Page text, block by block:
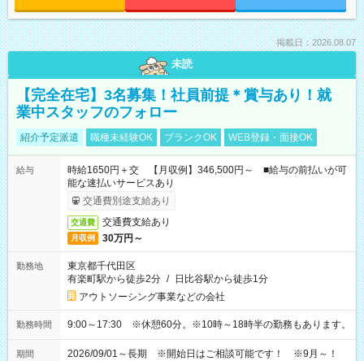
掲載日：2026.08.07
未読
【完全在宅】3名募集！社員前提＊賞与あり！就
業中スタッフのフォロー
紹介予定派遣 職種未経験OK ブランクOK WEB登録・面接OK
給与
時給1650円＋交 【月収例】346,500円～ ■給与の前払いが可
能な速払いサービスあり
交通費別途支給あり
交通費 交通費支給あり
月収例 30万円～
勤務地
東京都千代田区
有楽町駅から徒歩2分 / 日比谷駅から徒歩1分
アウトソーシング事業などの会社
勤務時間 9:00～17:30 ※休憩60分。※10時～18時半の勤務もあります。
期間 2026/09/01～長期 ※開始日はご相談可能です！ ※9月～！